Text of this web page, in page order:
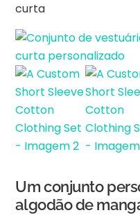
curta
Um conjunto
algodão de